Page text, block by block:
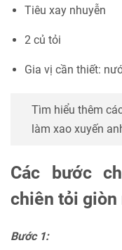
Tiêu xay nhuyễn
2 củ tỏi
Gia vị cần thiết:
Tìm hiểu thêm
làm xao xuyến
Các bước
chiên tỏi giòn
Bước 1: